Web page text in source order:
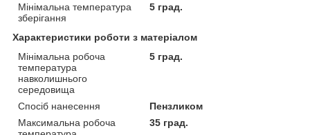
Мінімальна температура
зберігання
5 град.
Характеристики роботи з матеріалом
Мінімальна робоча
температура
навколишнього
середовища
5 град.
Спосіб нанесення
Пензликом
Максимальна робоча
35 град.